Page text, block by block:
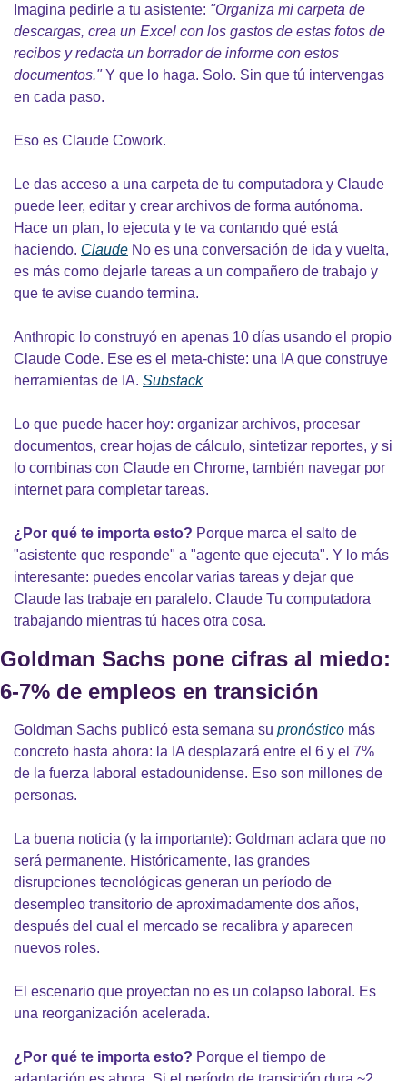
Imagina pedirle a tu asistente: "Organiza mi carpeta de
descargas, crea un Excel con los gastos de estas fotos de
recibos y redacta un borrador de informe con estos
documentos." Y que lo haga. Solo. Sin que tú intervengas
en cada paso.
Eso es Claude Cowork.
Le das acceso a una carpeta de tu computadora y Claude
puede leer, editar y crear archivos de forma autónoma.
Hace un plan, lo ejecuta y te va contando qué está
haciendo. Claude No es una conversación de ida y vuelta,
es más como dejarle tareas a un compañero de trabajo y
que te avise cuando termina.
Anthropic lo construyó en apenas 10 días usando el propio
Claude Code. Ese es el meta-chiste: una IA que construye
herramientas de IA. Substack
Lo que puede hacer hoy: organizar archivos, procesar
documentos, crear hojas de cálculo, sintetizar reportes, y si
lo combinas con Claude en Chrome, también navegar por
internet para completar tareas.
¿Por qué te importa esto? Porque marca el salto de
"asistente que responde" a "agente que ejecuta". Y lo más
interesante: puedes encolar varias tareas y dejar que
Claude las trabaje en paralelo. Claude Tu computadora
trabajando mientras tú haces otra cosa.
Goldman Sachs pone cifras al miedo:
6-7% de empleos en transición
Goldman Sachs publicó esta semana su pronóstico más
concreto hasta ahora: la IA desplazará entre el 6 y el 7%
de la fuerza laboral estadounidense. Eso son millones de
personas.
La buena noticia (y la importante): Goldman aclara que no
será permanente. Históricamente, las grandes
disrupciones tecnológicas generan un período de
desempleo transitorio de aproximadamente dos años,
después del cual el mercado se recalibra y aparecen
nuevos roles.
El escenario que proyectan no es un colapso laboral. Es
una reorganización acelerada.
¿Por qué te importa esto? Porque el tiempo de